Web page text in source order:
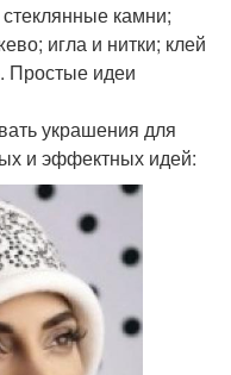
камни;
игла и нитки; клей
Простые идеи
украшения для
и эффектных идей: